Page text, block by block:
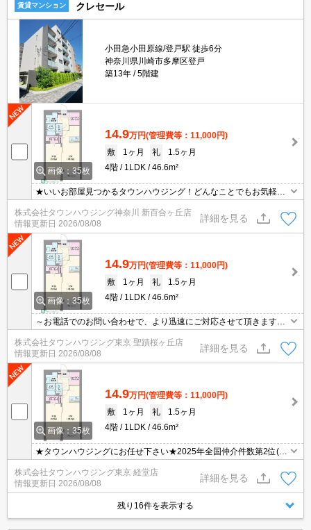
賃貸マンション クレセール
小田急小田原線/登戸駅 徒歩6分
神奈川県川崎市多摩区登戸
築13年
5階建
画像：35枚
14.9万円(管理費等：11,000円)
敷
1ヶ月 礼
1.5ヶ月
4階
1LDK 46.6m²
★いいお部屋見つかるタウンハウジング！どんなことでもお気軽に
ご相談ください♪★
株式会社タウンハウジング神奈川 新百合ヶ丘店
情報更新日 2026/08/08
詳細を見る
画像：35枚
14.9万円(管理費等：11,000円)
敷
1ヶ月 礼
1.5ヶ月
4階
1LDK 46.6m²
～お電話でのお問い合わせで、より迅速にご対応させて頂きます～
地域密着タウンハウジングまで～
株式会社タウンハウジング東京 聖蹟桜ヶ丘店
情報更新日 2026/08/08
詳細を見る
画像：35枚
14.9万円(管理費等：11,000円)
敷
1ヶ月 礼
1.5ヶ月
4階
1LDK 46.6m²
★タウンハウジングにお任せ下さい★2025年全国仲介件数第2位(全
国賃貸新聞2026年掲載)★
株式会社タウンハウジング東京 経堂店
情報更新日 2026/08/08
詳細を見る
残り16件を表示する